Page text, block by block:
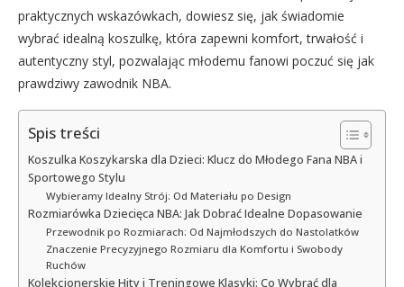
praktycznych wskazówkach, dowiesz się, jak świadomie
wybrać idealną koszulkę, która zapewni komfort, trwałość i
autentyczny styl, pozwalając młodemu fanowi poczuć się jak
prawdziwy zawodnik NBA.
Spis treści
Koszulka Koszykarska dla Dzieci: Klucz do Młodego Fana NBA i
Sportowego Stylu
Wybieramy Idealny Strój: Od Materiału po Design
Rozmiarówka Dziecięca NBA: Jak Dobrać Idealne Dopasowanie
Przewodnik po Rozmiarach: Od Najmłodszych do Nastolatków
Znaczenie Precyzyjnego Rozmiaru dla Komfortu i Swobody
Ruchów
Kolekcjonerskie Hity i Treningowe Klasyki: Co Wybrać dla